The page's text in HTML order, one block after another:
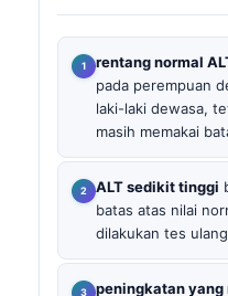
rentang normal
pada perempuan
laki-laki dewasa,
masih memakai
ALT sedikit tinggi
batas atas nilai
dilakukan tes
peningkatan yang